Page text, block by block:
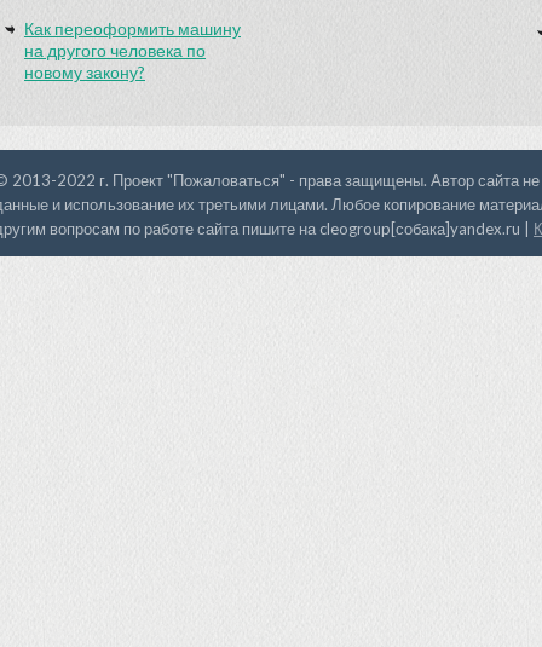
Как переоформить машину
на другого человека по
новому закону?
2013-2022 г. Проект "Пожаловаться" - права защищены. Автор сайта не
и использование их третьими лицами. Любое копирование
вопросам по работе сайта пишите на cleogroup[собака]yandex.ru |